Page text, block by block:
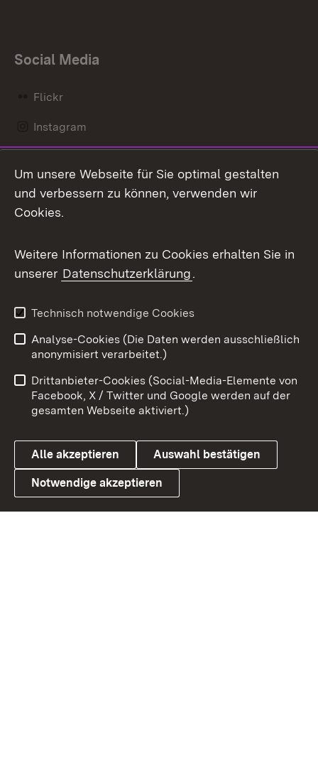
Social Media
Flickr
Instagram
Mastodon
Messenger
Social Wall
X / Twitter
Youtube
Link zum Landesportal
Benutzungshinweise
Barrierefreiheit
Datenschutz
Cookies
Um unsere Webseite für Sie optimal gestalten
und verbessern zu können, verwenden wir
Cookies.
Weitere Informationen zu Cookies erhalten Sie in
unserer Datenschutzerklärung.
Technisch notwendige Cookies
Analyse-Cookies (Die Daten werden ausschließlich
anonymisiert verarbeitet.)
Drittanbieter-Cookies (Social-Media-Elemente von
Facebook, X / Twitter und Google werden auf der
gesamten Webseite aktiviert.)
Alle akzeptieren Auswahl bestätigen
Notwendige akzeptieren